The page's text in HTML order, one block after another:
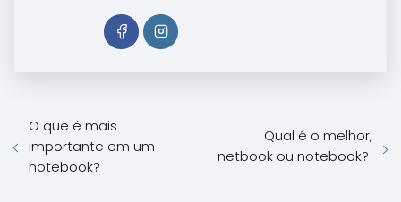
O que é mais
importante em um
notebook?
Qual é o melhor,
netbook ou notebook?